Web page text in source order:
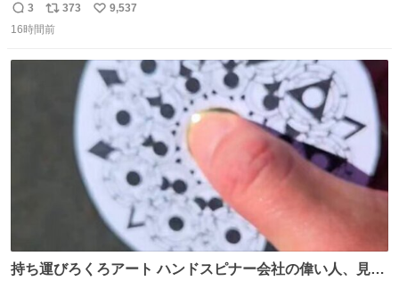
返
信
3
リ
ポ
373
い
数
9,537
16時間前
持ち運びろくろアート ハンドスピナー会社の偉い人、見て